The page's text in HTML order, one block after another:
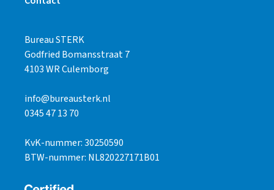
Bureau STERK
Godfried Bomansstraat 7
4103 WR Culemborg
info@bureausterk.nl
0345 47 13 70
KvK-nummer: 30250590
BTW-nummer: NL820227171B01